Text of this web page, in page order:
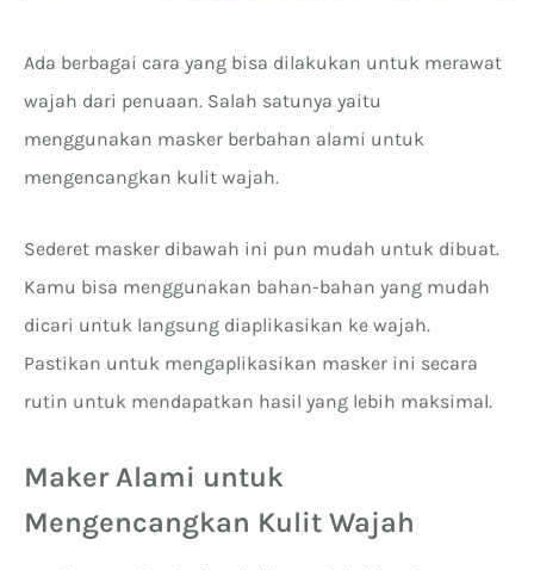
Ada berbagai cara yang bisa dilakukan untuk merawat
wajah dari penuaan. Salah satunya yaitu
menggunakan masker berbahan alami untuk
mengencangkan kulit wajah.
Sederet masker dibawah ini pun mudah untuk dibuat.
Kamu bisa menggunakan bahan-bahan yang mudah
dicari untuk langsung diaplikasikan ke wajah.
Pastikan untuk mengaplikasikan masker ini secara
rutin untuk mendapatkan hasil yang lebih maksimal.
Maker Alami untuk
Mengencangkan Kulit Wajah